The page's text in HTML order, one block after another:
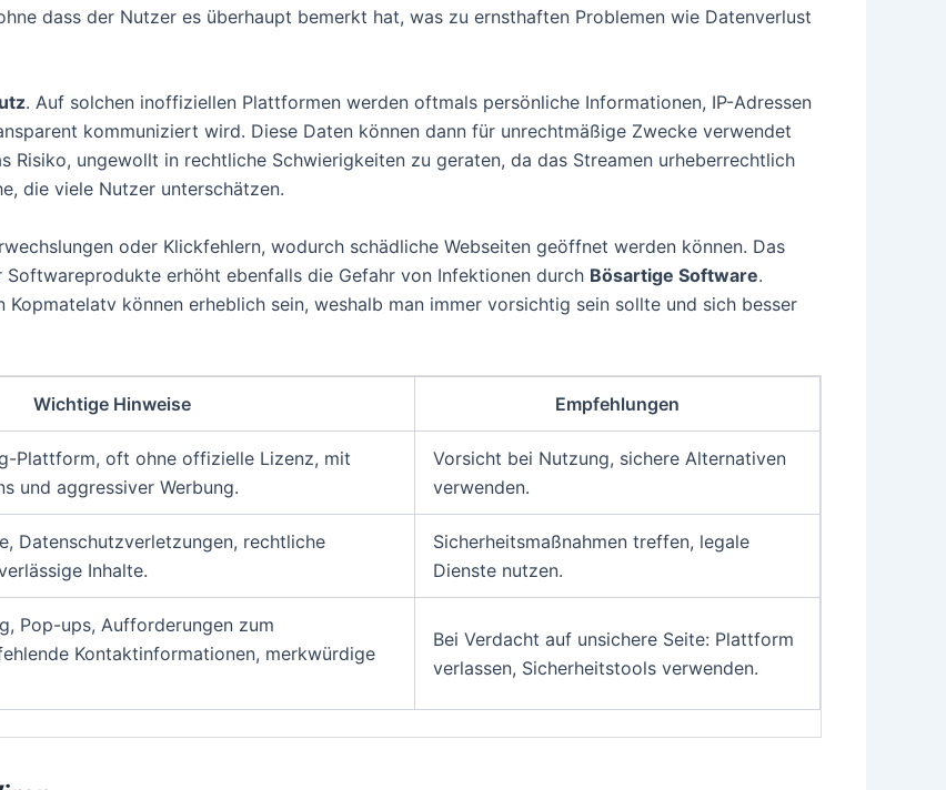
dass der Nutzer es überhaupt bemerkt hat, was zu ernsthaften Problemen wie Datenverlust
. Auf solchen inoffiziellen Plattformen werden oftmals persönliche Informationen, IP-Adressen
kommuniziert wird. Diese Daten können dann für unrechtmäßige Zwecke verwendet
ungewollt in rechtliche Schwierigkeiten zu geraten, da das Streamen urheberrechtlich
die viele Nutzer unterschätzen.
oder Klickfehlern, wodurch schädliche Webseiten geöffnet werden können. Das
erhöht ebenfalls die Gefahr von Infektionen durch Bösartige Software.
können erheblich sein, weshalb man immer vorsichtig sein sollte und sich besser
Wichtige Hinweise Empfehlungen
Plattform, oft ohne offizielle Lizenz, mit
und aggressiver Werbung.
Vorsicht bei Nutzung, sichere Alternativen
verwenden.
Datenschutzverletzungen, rechtliche
Inhalte.
Sicherheitsmaßnahmen treffen, legale
Dienste nutzen.
Pop-ups, Aufforderungen zum
Kontaktinformationen, merkwürdige
Bei Verdacht auf unsichere Seite: Plattform
verlassen, Sicherheitstools verwenden.